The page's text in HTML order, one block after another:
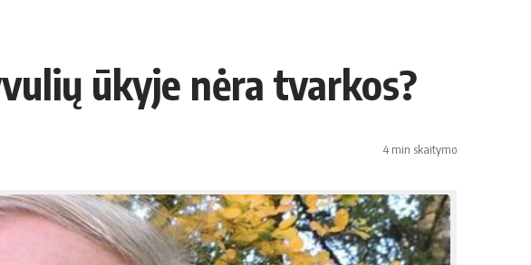
ūkyje nėra tvarkos?
4 min skaitymo